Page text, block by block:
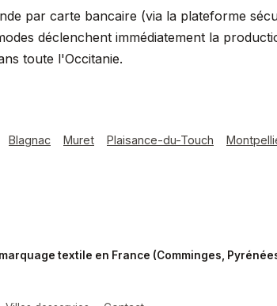
par carte bancaire (via la plateforme
déclenchent immédiatement la
toute l'Occitanie.
Blagnac Muret Plaisance-du-Touch
textile en France (Comminges,